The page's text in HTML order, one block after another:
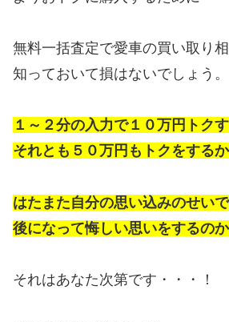
無料一括査定で愛車の買い取り
知っておいて損はないでしょう。
１～２分の入力で１０万円トクす
それとも５０万円もトクをするか
はたまた自分の思い込みのせいで
後になって悔しい思いをするのか
それはあなた次第です・・・！